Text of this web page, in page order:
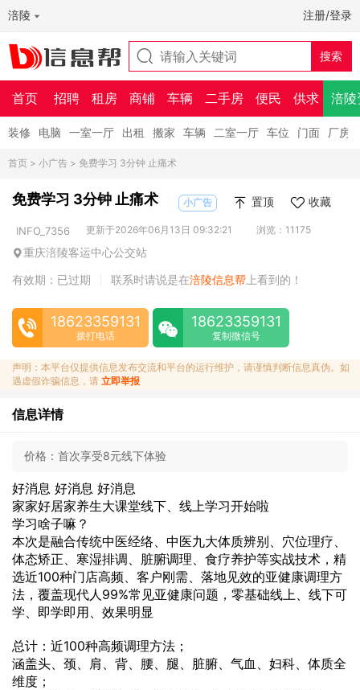
涪陵 注册/登录
首页 招聘 租房 商铺 车辆 二手房 便民 供求 涪陵
装修 电脑 一室一厅 出租 搬家 车辆 二室一厅 车位 门面 厂房
首页 > 小广告 > 免费学习 3分钟 止痛术
免费学习 3分钟 止痛术 小广告 置顶 收藏
INFO_7356 更新于2026年06月13日 09:32:21 浏览：11175
重庆涪陵客运中心公交站
有效期：已过期
联系时请说是在涪陵信息帮 上看到的！
18623359131
拨打电话
18623359131
复制微信号
声明：本平台仅提供信息发布交流和平台的运行维护，请谨慎判断信息真伪。如
遇虚假诈骗信息，请 立即举报
信息详情
价格： 首次享受8元线下体验
好消息 好消息 好消息
家家好居家养生大课堂线下、线上学习开始啦
学习啥子嘛？
本次是融合传统中医经络、中医九大体质辨别、穴位理疗、
体态矫正、寒湿排调、脏腑调理、食疗养护等实战技术，精
选近100种门店高频、客户刚需、落地见效的亚健康调理方
法，覆盖现代人99%常见亚健康问题，零基础线上、线下可
学、即学即用、效果明显
总计：近100种高频调理方法；
涵盖头、颈、肩、背、腰、腿、脏腑、气血、妇科、体质全
维度；